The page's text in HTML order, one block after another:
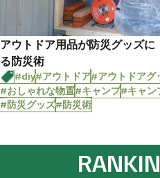
アウトドア用品が防災グッズに
る防災術
#diy#アウトドア#アウトドアグ
#おしゃれな物置#キャンプ#キャン
#防災グッズ#防災術